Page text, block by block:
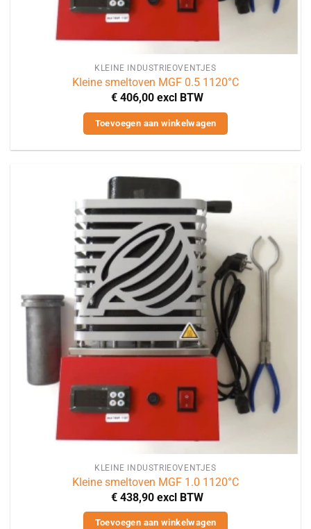
KLEINE INDUSTRIEOVENTJES
Kleine smeltoven MGF 0.5 1120°C
€406,00 excl BTW
Toevoegen aan winkelwagen
KLEINE INDUSTRIEOVENTJES
Kleine smeltoven MGF 1.0 1120°C
€438,90 excl BTW
Toevoegen aan winkelwagen